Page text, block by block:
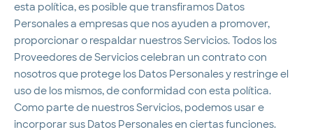
esta política, es posible que transfiramos Datos
Personales a empresas que nos ayuden a promover,
proporcionar o respaldar nuestros Servicios. Todos los
Proveedores de Servicios celebran un contrato con
nosotros que protege los Datos Personales y restringe el
uso de los mismos, de conformidad con esta política.
Como parte de nuestros Servicios, podemos usar e
incorporar sus Datos Personales en ciertas funciones.